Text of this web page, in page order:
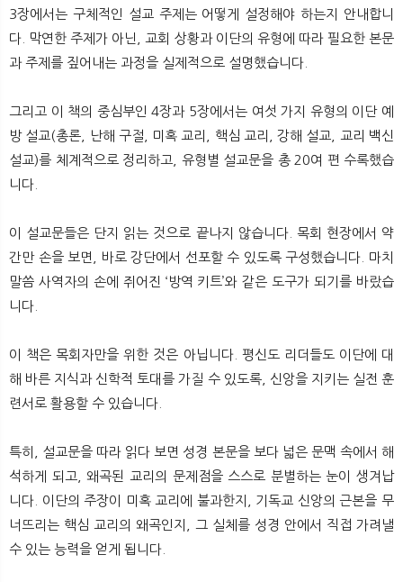
3장에서는 구체적인 설교 주제는 어떻게 설정해야 하는지 안내합니
다. 막연한 주제가 아닌, 교회 상황과 이단의 유형에 따라 필요한 본문
과 주제를 짚어내는 과정을 실제적으로 설명했습니다.
그리고 이 책의 중심부인 4장과 5장에서는 여섯 가지 유형의 이단 예
방 설교(총론, 난해 구절, 미혹 교리, 핵심 교리, 강해 설교, 교리 백신
설교)를 체계적으로 정리하고, 유형별 설교문을 총 20여 편 수록했습
니다.
이 설교문들은 단지 읽는 것으로 끝나지 않습니다. 목회 현장에서 약
간만 손을 보면, 바로 강단에서 선포할 수 있도록 구성했습니다. 마치
말씀 사역자의 손에 쥐어진 ‘방역 키트’와 같은 도구가 되기를 바랐습
니다.
이 책은 목회자만을 위한 것은 아닙니다. 평신도 리더들도 이단에 대
해 바른 지식과 신학적 토대를 가질 수 있도록, 신앙을 지키는 실전 훈
련서로 활용할 수 있습니다.
특히, 설교문을 따라 읽다 보면 성경 본문을 보다 넓은 문맥 속에서 해
석하게 되고, 왜곡된 교리의 문제점을 스스로 분별하는 눈이 생겨납
니다. 이단의 주장이 미혹 교리에 불과한지, 기독교 신앙의 근본을 무
너뜨리는 핵심 교리의 왜곡인지, 그 실체를 성경 안에서 직접 가려낼
수 있는 능력을 얻게 됩니다.